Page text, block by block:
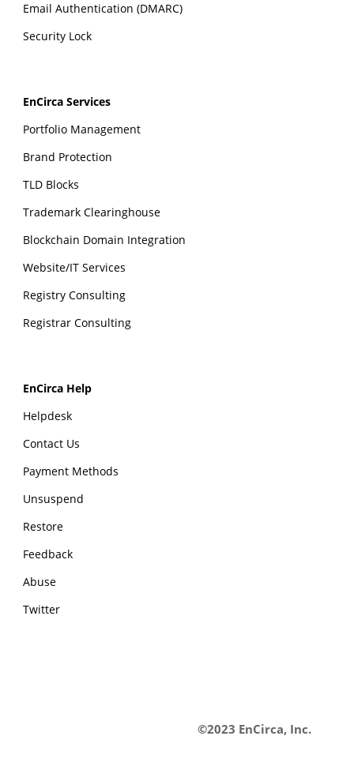
Email Authentication (DMARC)
Security Lock
EnCirca Services
Portfolio Management
Brand Protection
TLD Blocks
Trademark Clearinghouse
Blockchain Domain Integration
Website/IT Services
Registry Consulting
Registrar Consulting
EnCirca Help
Helpdesk
Contact Us
Payment Methods
Unsuspend
Restore
Feedback
Abuse
Twitter
©2023 EnCirca, Inc.